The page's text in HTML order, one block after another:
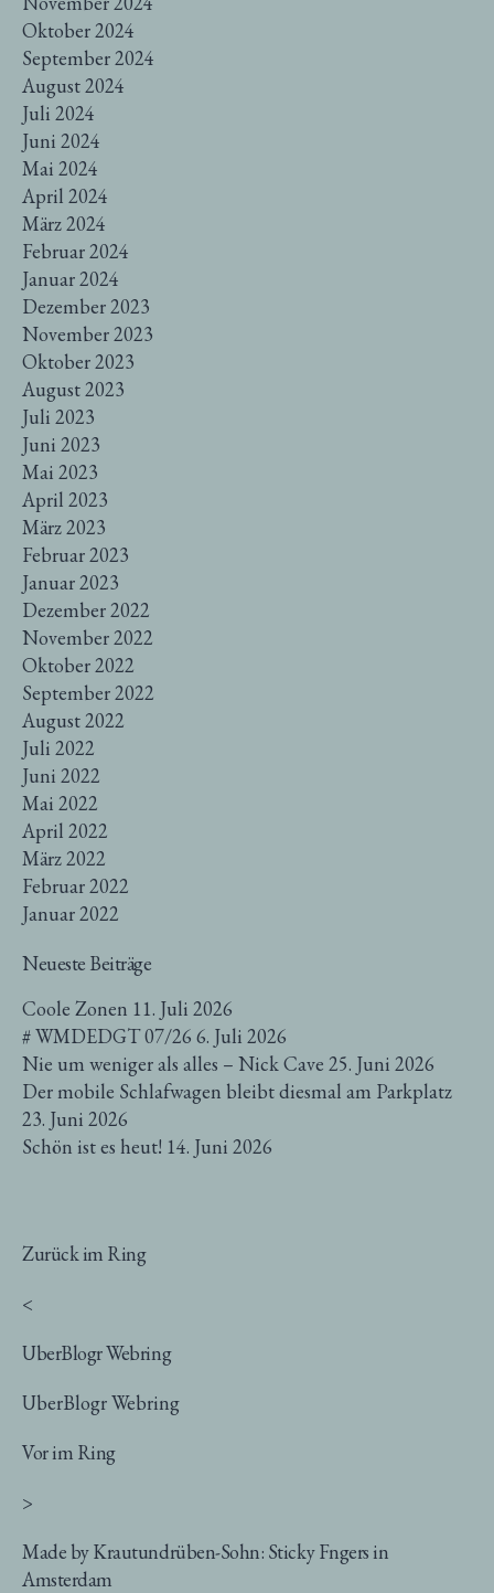
Oktober 2024
September 2024
August 2024
Juli 2024
Juni 2024
Mai 2024
April 2024
März 2024
Februar 2024
Januar 2024
Dezember 2023
November 2023
Oktober 2023
August 2023
Juli 2023
Juni 2023
Mai 2023
April 2023
März 2023
Februar 2023
Januar 2023
Dezember 2022
November 2022
Oktober 2022
September 2022
August 2022
Juli 2022
Juni 2022
Mai 2022
April 2022
März 2022
Februar 2022
Januar 2022
Neueste Beiträge
Coole Zonen 11. Juli 2026
# WMDEDGT 07/26 6. Juli 2026
Nie um weniger als alles – Nick Cave 25. Juni 2026
Der mobile Schlafwagen bleibt diesmal am Parkplatz
23. Juni 2026
Schön ist es heut! 14. Juni 2026
Zurück im Ring
<
UberBlogr Webring
UberBlogr Webring
Vor im Ring
>
Made by Krautundrüben-Sohn: Sticky Fngers in
Amsterdam